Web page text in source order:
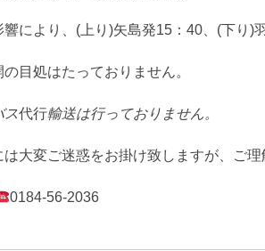
響により、(上り)矢島発15：40、(下り)
目処はたっておりません。
ス代行輸送は行っておりません。
は大変ご迷惑をお掛け致しますが、ご理
0184-56-2036